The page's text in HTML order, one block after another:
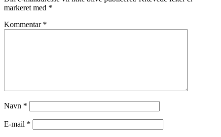
markeret med *
Kommentar *
Navn *
E-mail *